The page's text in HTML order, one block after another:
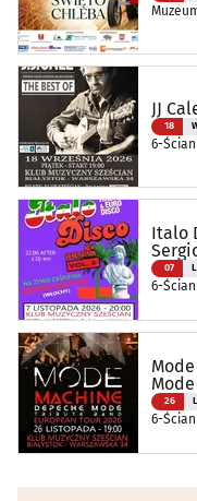
JJ
18
6-
Italo
07
6-
26
6-